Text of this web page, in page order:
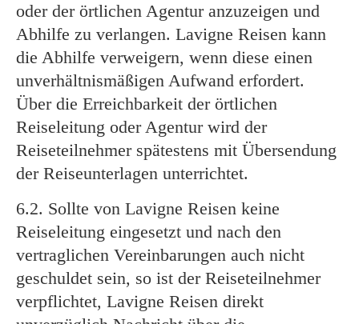
oder der örtlichen Agentur anzuzeigen und
Abhilfe zu verlangen. Lavigne Reisen kann
die Abhilfe verweigern, wenn diese einen
unverhältnismäßigen Aufwand erfordert.
Über die Erreichbarkeit der örtlichen
Reiseleitung oder Agentur wird der
Reiseteilnehmer spätestens mit Übersendung
der Reiseunterlagen unterrichtet.
6.2. Sollte von Lavigne Reisen keine
Reiseleitung eingesetzt und nach den
vertraglichen Vereinbarungen auch nicht
geschuldet sein, so ist der Reiseteilnehmer
verpflichtet, Lavigne Reisen direkt